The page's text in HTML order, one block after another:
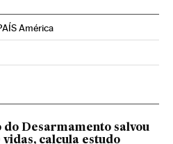
América
do Desarmamento salvou
vidas, calcula estudo